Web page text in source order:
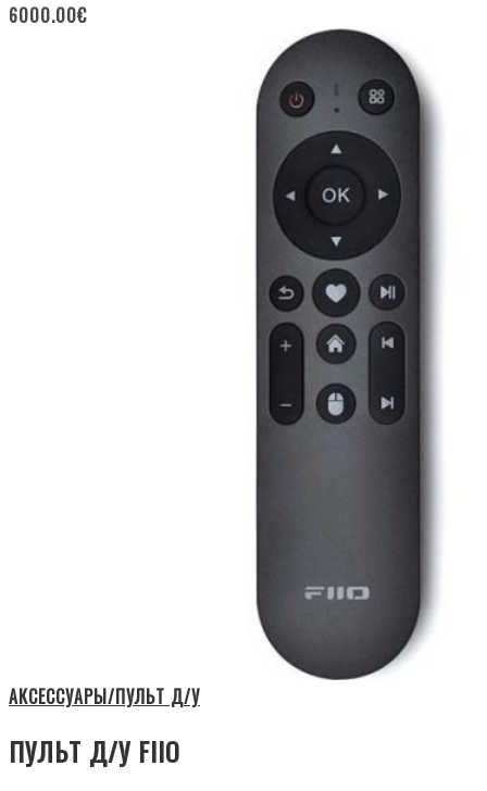
6000.00€
АКСЕССУАРЫ/ПУЛЬТ Д/У
ПУЛЬТ Д/У FIIO